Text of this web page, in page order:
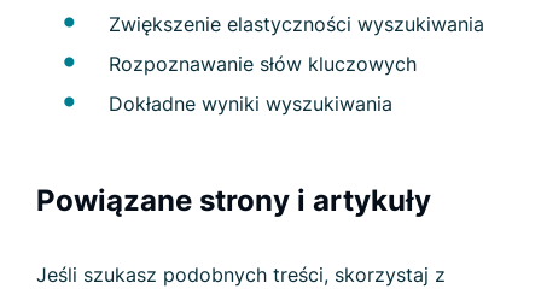
Zwiększenie elastyczności wyszukiwania
Rozpoznawanie słów kluczowych
Dokładne wyniki wyszukiwania
Powiązane strony i artykuły
Jeśli szukasz podobnych treści, skorzystaj z